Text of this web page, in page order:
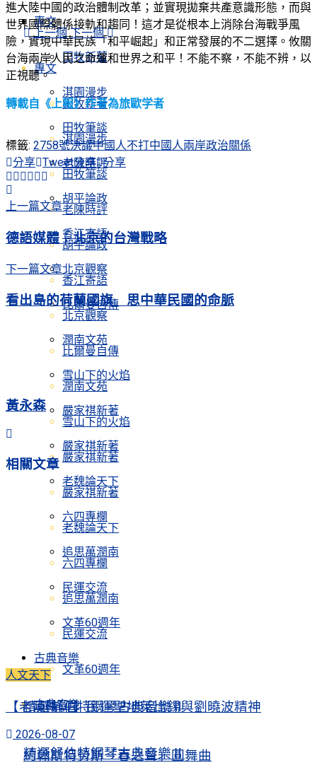
專文
田牧新著
淇園漫步
田牧筆談
老陳時評
胡平論政
香江寄語
北京觀察
比爾曼自傳
潤南文苑
雪山下的火焰
嚴家祺新著
嚴家祺新著
老魏論天下
六四專欄
追思萬潤南
民運交流
文革60週年
古典音樂
精選舒伯特鋼琴古典音樂Ⅱ
約翰斯特勞斯「春之聲」圓舞曲
上一個 下一個
專文
田牧新著
淇園漫步
田牧筆談
老陳時評
胡平論政
香江寄語
北京觀察
比爾曼自傳
潤南文苑
雪山下的火焰
嚴家祺新著
嚴家祺新著
老魏論天下
六四專欄
追思萬潤南
民運交流
文革60週年
古典音樂
精選舒伯特鋼琴古典音樂Ⅱ
進大陸中國的政治體制改革；並實現拋棄共產意識形態，而與
世界國際體係接軌和趨同！這才是從根本上消除台海戰爭風
險，實現中華民族「和平崛起」和正常發展的不二選擇。攸關
台海兩岸人民之命運和世界之和平！不能不察，不能不辨，以
正視聽。
轉載自《上報》作者為旅歐学者
標籤: 2758號決議中國人不打中國人兩岸政治關係
分享 Tweet分享 分享
上一篇文章
德語媒體：北京的台灣戰略
下一篇文章
看出島的荷蘭國旗 思中華民國的命脈
黃永森
相關文章
人文天下
【老陳時評】民運聖地萊比錫與劉曉波精神
2026-08-07